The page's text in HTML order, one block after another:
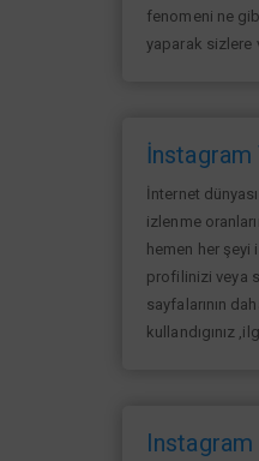
fenomeni ne
yaparak sizlere
İnstagram
İnternet
izlenme
hemen her
profilinizi veya
sayfalarının
kullandıgınız